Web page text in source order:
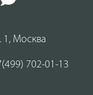
1, Москва
702-01-13